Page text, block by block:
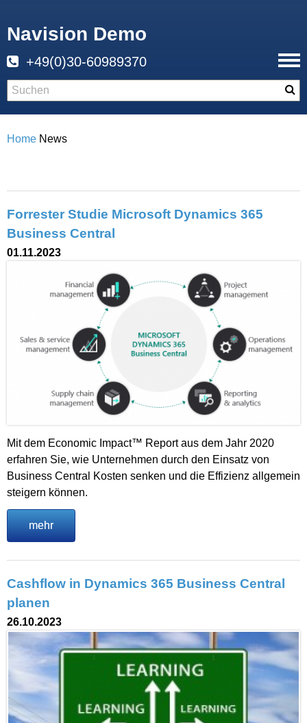
Navision Demo
+49(0)30-60989370
Home News
Forrester Studie Microsoft Dynamics 365
Business Central
01.11.2023
Mit dem Economic Impact™ Report aus dem Jahr 2020
erfahren Sie, wie Unternehmen durch den Einsatz von
Business Central Kosten senken und die Effizienz allgemein
steigern können.
mehr
Cashflow in Dynamics 365 Business Central
planen
26.10.2023